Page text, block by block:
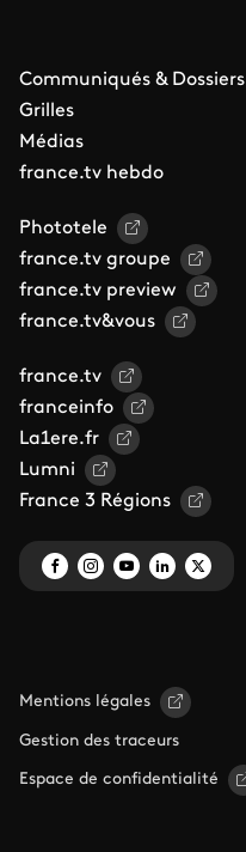
Communiqués & Dossiers
Grilles
Médias
france.tv hebdo
Phototele
france.tv groupe
france.tv preview
france.tv&vous
france.tv
franceinfo
La1ere.fr
Lumni
France 3 Régions
Mentions légales
Gestion des traceurs
Espace de confidentialité